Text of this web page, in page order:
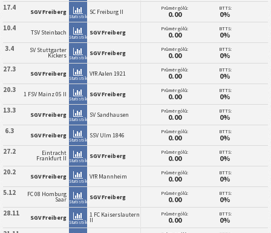
17.4 SGV Freiberg
Statistiky
SC Freiburg II Průměr gólů:
0.00
BTTS:
0%
10.4 TSV Steinbach
Statistiky
SGV Freiberg Průměr gólů:
0.00
BTTS:
0%
3.4 SV Stuttgarter
Kickers Statistiky
SGV Freiberg Průměr gólů:
0.00
BTTS:
0%
27.3 SGV Freiberg
Statistiky
VfR Aalen 1921 Průměr gólů:
0.00
BTTS:
0%
20.3 1 FSV Mainz 05 II
Statistiky
SGV Freiberg Průměr gólů:
0.00
BTTS:
0%
13.3 SGV Freiberg
Statistiky
SV Sandhausen Průměr gólů:
0.00
BTTS:
0%
6.3 SGV Freiberg
Statistiky
SSV Ulm 1846 Průměr gólů:
0.00
BTTS:
0%
27.2 Eintracht
Frankfurt II Statistiky
SGV Freiberg Průměr gólů:
0.00
BTTS:
0%
20.2 SGV Freiberg
Statistiky
VfR Mannheim Průměr gólů:
0.00
BTTS:
0%
5.12 FC 08 Homburg
Saar Statistiky
SGV Freiberg Průměr gólů:
0.00
BTTS:
0%
28.11 SGV Freiberg
Statistiky
1 FC Kaiserslautern
II
Průměr gólů:
0.00
BTTS:
0%